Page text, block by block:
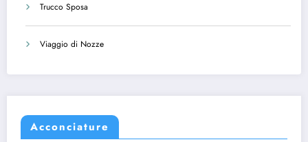
Trucco Sposa
Viaggio di Nozze
Acconciature